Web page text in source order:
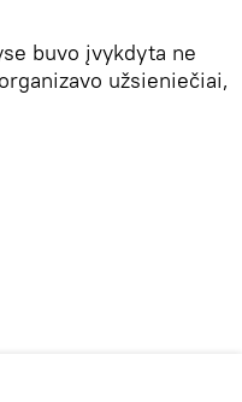
buvo įvykdyta ne
užsieniečiai,